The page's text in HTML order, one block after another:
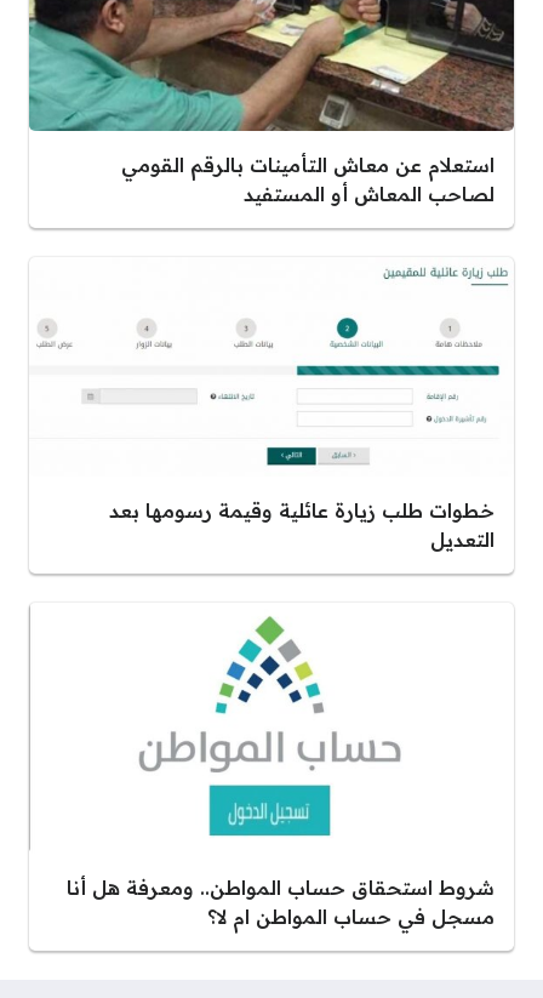
استعلام عن معاش التأمينات بالرقم القومي
لصاحب المعاش أو المستفيد
خطوات طلب زيارة عائلية وقيمة رسومها بعد
التعديل
شروط استحقاق حساب المواطن.. ومعرفة هل أنا
مسجل في حساب المواطن ام لا؟